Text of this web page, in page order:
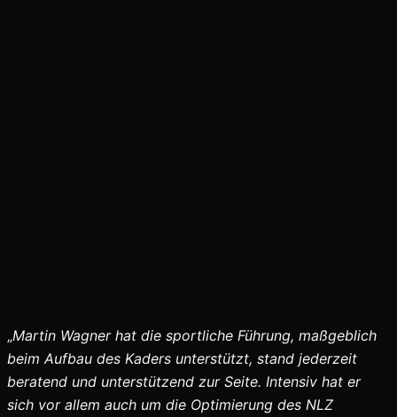
„Martin Wagner hat die sportliche Führung, maßgeblich
beim Aufbau des Kaders unterstützt, stand jederzeit
beratend und unterstützend zur Seite. Intensiv hat er
sich vor allem auch um die Optimierung des NLZ